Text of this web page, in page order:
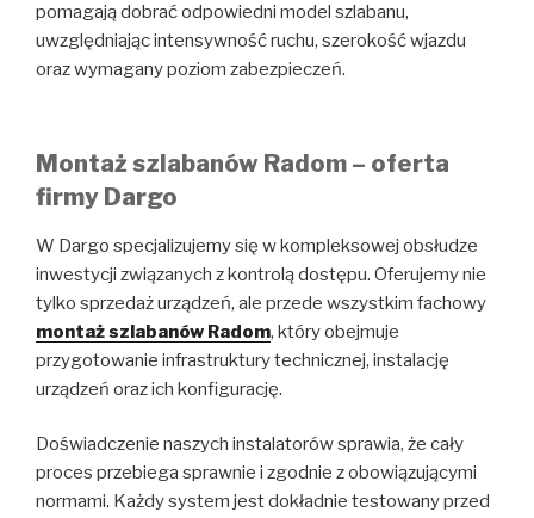
pomagają dobrać odpowiedni model szlabanu,
uwzględniając intensywność ruchu, szerokość wjazdu
oraz wymagany poziom zabezpieczeń.
Montaż szlabanów Radom – oferta
firmy Dargo
W Dargo specjalizujemy się w kompleksowej obsłudze
inwestycji związanych z kontrolą dostępu. Oferujemy nie
tylko sprzedaż urządzeń, ale przede wszystkim fachowy
montaż szlabanów Radom, który obejmuje
przygotowanie infrastruktury technicznej, instalację
urządzeń oraz ich konfigurację.
Doświadczenie naszych instalatorów sprawia, że cały
proces przebiega sprawnie i zgodnie z obowiązującymi
normami. Każdy system jest dokładnie testowany przed